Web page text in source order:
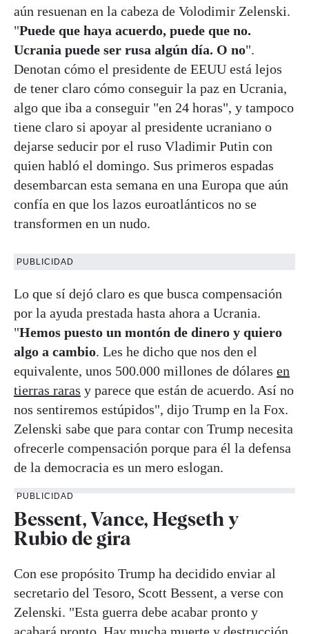
aún resuenan en la cabeza de Volodimir Zelenski.
"Puede que haya acuerdo, puede que no.
Ucrania puede ser rusa algún día. O no".
Denotan cómo el presidente de EEUU está lejos
de tener claro cómo conseguir la paz en Ucrania,
algo que iba a conseguir "en 24 horas", y tampoco
tiene claro si apoyar al presidente ucraniano o
dejarse seducir por el ruso Vladimir Putin con
quien habló el domingo. Sus primeros espadas
desembarcan esta semana en una Europa que aún
confía en que los lazos euroatlánticos no se
transformen en un nudo.
PUBLICIDAD
Lo que sí dejó claro es que busca compensación
por la ayuda prestada hasta ahora a Ucrania.
"Hemos puesto un montón de dinero y quiero
algo a cambio. Les he dicho que nos den el
equivalente, unos 500.000 millones de dólares en
tierras raras y parece que están de acuerdo. Así no
nos sentiremos estúpidos", dijo Trump en la Fox.
Zelenski sabe que para contar con Trump necesita
ofrecerle compensación porque para él la defensa
de la democracia es un mero eslogan.
PUBLICIDAD
Bessent, Vance, Hegseth y
Rubio de gira
Con ese propósito Trump ha decidido enviar al
secretario del Tesoro, Scott Bessent, a verse con
Zelenski. "Esta guerra debe acabar pronto y